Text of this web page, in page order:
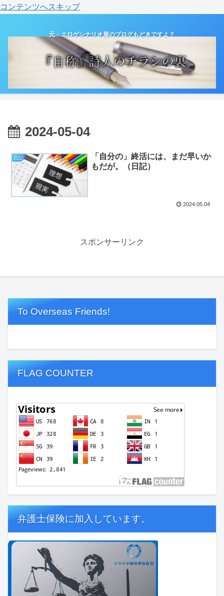
コンテンツへスキップ
元・エロゲシナリオ屋のブログもどきですよ？
2024-05-04
日記
「自分の」終活には、まだ早いか
もだが。（日記）
2024.05.04
スポンサーリンク
To Overseas Friends!
FLAG COUNTER
弁護士保険に加入しています。